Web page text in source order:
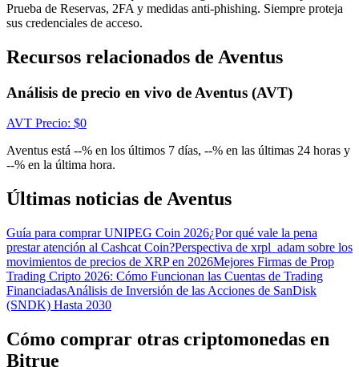
AccesoInscribirse
Prueba de Reservas, 2FA y medidas anti-phishing. Siempre proteja
sus credenciales de acceso.
Recursos relacionados de Aventus
Análisis de precio en vivo de Aventus (AVT)
AVT Precio: $0
Aventus está --% en los últimos 7 días, --% en las últimas 24 horas y
--% en la última hora.
Últimas noticias de Aventus
Guía para comprar UNIPEG Coin 2026¿Por qué vale la pena
prestar atención al Cashcat Coin?Perspectiva de xrpl_adam sobre los
movimientos de precios de XRP en 2026Mejores Firmas de Prop
Trading Cripto 2026: Cómo Funcionan las Cuentas de Trading
FinanciadasAnálisis de Inversión de las Acciones de SanDisk
(SNDK) Hasta 2030
Cómo comprar otras criptomonedas en
Bitrue